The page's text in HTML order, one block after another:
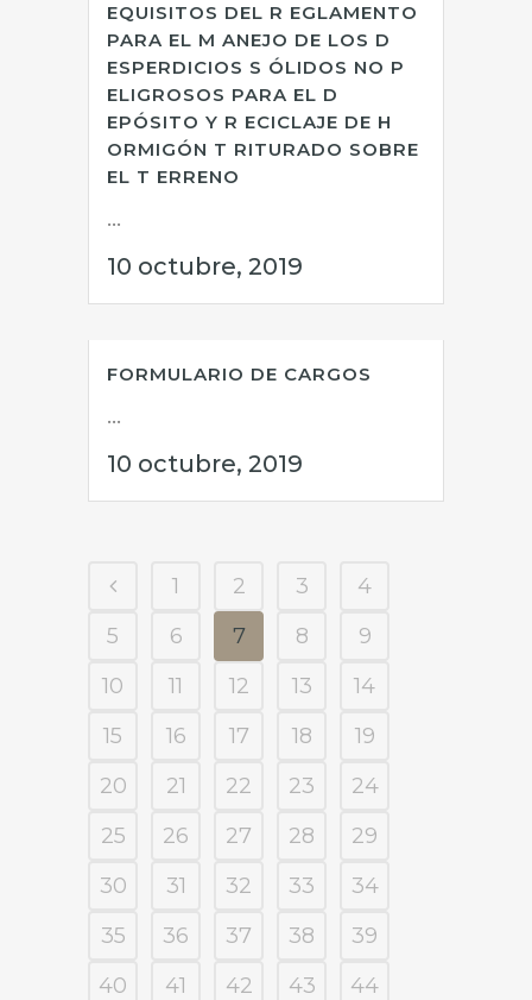
EQUISITOS DEL R EGLAMENTO
PARA EL M ANEJO DE LOS D
ESPERDICIOS S ÓLIDOS NO P
ELIGROSOS PARA EL D
EPÓSITO Y R ECICLAJE DE H
ORMIGÓN T RITURADO SOBRE
EL T ERRENO
...
10 octubre, 2019
FORMULARIO DE CARGOS
...
10 octubre, 2019
1 2 3
4
5
6 7 8
9
10
11 12 13
14
15
16 17 18
19
20
21 22 23
24
25
26 27 28
29
30
31 32 33
34
35
36 37 38
39
40
41 42 43
44